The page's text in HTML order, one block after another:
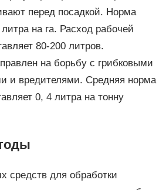
перед посадкой. Норма
на га. Расход рабочей
80-200 литров.
на борьбу с грибковыми
и вредителями. Средняя норма
0, 4 литра на тонну
средств для обработки